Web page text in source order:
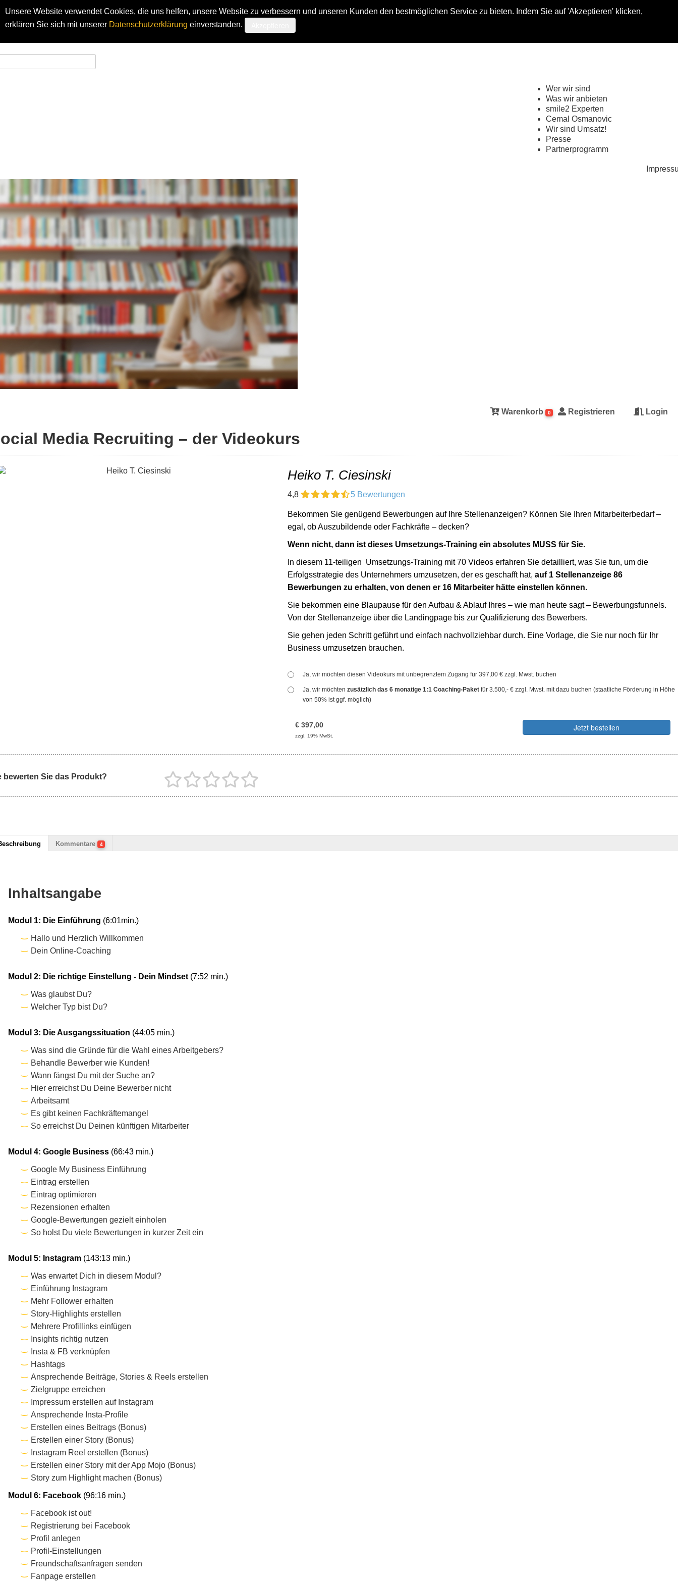
Wer wir sind
Was wir anbieten
smile2 Experten
Cemal Osmanovic
Wir sind Umsatz!
Presse
Partnerprogramm
Warenkorb 0 Registrieren Login
Media Recruiting – der Videokurs
Heiko T. Ciesinski
4,8 5 Bewertungen
Bekommen Sie genügend Bewerbungen auf Ihre Stellenanzeigen? Können Sie Ihren Mitarbeiterbedarf –
egal, ob Auszubildende oder Fachkräfte – decken?
Wenn nicht, dann ist dieses Umsetzungs-Training ein absolutes MUSS für Sie.
In diesem 11-teiligen Umsetzungs-Training mit 70 Videos erfahren Sie detailliert, was Sie tun, um die
Erfolgsstrategie des Unternehmers umzusetzen, der es geschafft hat, auf 1 Stellenanzeige 86
Bewerbungen zu erhalten, von denen er 16 Mitarbeiter hätte einstellen können.
Sie bekommen eine Blaupause für den Aufbau & Ablauf Ihres – wie man heute sagt – Bewerbungsfunnels.
Von der Stellenanzeige über die Landingpage bis zur Qualifizierung des Bewerbers.
Sie gehen jeden Schritt geführt und einfach nachvollziehbar durch. Eine Vorlage, die Sie nur noch für Ihr
Business umzusetzen brauchen.
Ja, wir möchten diesen Videokurs mit unbegrenztem Zugang für 397,00 € zzgl. Mwst. buchen
Ja, wir möchten zusätzlich das 6 monatige 1:1 Coaching-Paket für 3.500,- € zzgl. Mwst. mit dazu buchen (staatliche Förderung in Höhe
von 50% ist ggf. möglich)
€ 397,00
zzgl. 19% MwSt.
Jetzt bestellen
bewerten Sie das Produkt?
Kommentare 4
Inhaltsangabe
Modul 1: Die Einführung (6:01min.)
Hallo und Herzlich Willkommen
Dein Online-Coaching
Modul 2: Die richtige Einstellung - Dein Mindset (7:52 min.)
Was glaubst Du?
Welcher Typ bist Du?
Modul 3: Die Ausgangssituation (44:05 min.)
Was sind die Gründe für die Wahl eines Arbeitgebers?
Behandle Bewerber wie Kunden!
Wann fängst Du mit der Suche an?
Hier erreichst Du Deine Bewerber nicht
Arbeitsamt
Es gibt keinen Fachkräftemangel
So erreichst Du Deinen künftigen Mitarbeiter
Modul 4: Google Business (66:43 min.)
Google My Business Einführung
Eintrag erstellen
Eintrag optimieren
Rezensionen erhalten
Google-Bewertungen gezielt einholen
So holst Du viele Bewertungen in kurzer Zeit ein
Modul 5: Instagram (143:13 min.)
Was erwartet Dich in diesem Modul?
Einführung Instagram
Mehr Follower erhalten
Story-Highlights erstellen
Mehrere Profillinks einfügen
Insights richtig nutzen
Insta & FB verknüpfen
Hashtags
Ansprechende Beiträge, Stories & Reels erstellen
Zielgruppe erreichen
Impressum erstellen auf Instagram
Ansprechende Insta-Profile
Erstellen eines Beitrags (Bonus)
Erstellen einer Story (Bonus)
Instagram Reel erstellen (Bonus)
Erstellen einer Story mit der App Mojo (Bonus)
Story zum Highlight machen (Bonus)
Modul 6: Facebook (96:16 min.)
Facebook ist out!
Registrierung bei Facebook
Profil anlegen
Profil-Einstellungen
Freundschaftsanfragen senden
Fanpage erstellen
Unsere Website verwendet Cookies, die uns helfen, unsere Website zu verbessern und unseren Kunden den bestmöglichen Service zu bieten. Indem Sie auf 'Akzeptieren' klicken,
erklären Sie sich mit unserer Datenschutzerklärung einverstanden.